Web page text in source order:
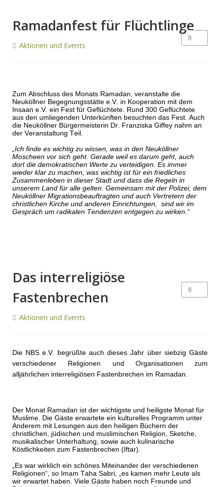
Ramadanfest für Flüchtlinge
Aktionen und Events
Zum Abschluss des Monats Ramadan, veranstalte die
Neuköllner Begegnungsstätte e.V. in Kooperation mit dem
Insaan e.V. ein Fest für Geflüchtete. Rund 300 Geflüchtete
aus den umliegenden Unterkünften besuchten das Fest. Auch
die Neuköllner Bürgermeisterin Dr. Franziska Giffey nahm an
der Veranstaltung Teil.
„Ich finde es wichtig zu wissen, was in den Neuköllner
Moscheen vor sich geht. Gerade weil es darum geht, auch
dort die demokratischen Werte zu verteidigen. Es immer
wieder klar zu machen, was wichtig ist für ein friedliches
Zusammenleben in dieser Stadt und dass die Regeln in
unserem Land für alle gelten. Gemeinsam mit der Polizei, dem
Neuköllner Migrationsbeauftragten und auch Vertretern der
christlichen Kirche und anderen Einrichtungen, sind wir im
Gespräch um radikalen Tendenzen entgegen zu wirken.“
Das interreligiöse
Fastenbrechen
Aktionen und Events
Die NBS e.V. begrüßte auch dieses Jahr über siebzig Gäste
verschiedener Religionen und Organisationen zum
alljährlichen interreligiösen Fastenbrechen im Ramadan.
Der Monat Ramadan ist der wichtigste und heiligste Monat für
Muslime. Die Gäste erwartete ein kulturelles Programm unter
Anderem mit Lesungen aus den heiligen Büchern der
christlichen, jüdischen und muslimischen Religion, Sketche,
musikalischer Unterhaltung, sowie auch kulinarische
Köstlichkeiten zum Fastenbrechen (Iftar).
„Es war wirklich ein schönes Miteinander der verschiedenen
Religionen“, so Imam Taha Sabri, „es kamen mehr Leute als
wir erwartet haben. Viele Gäste haben noch Freunde und